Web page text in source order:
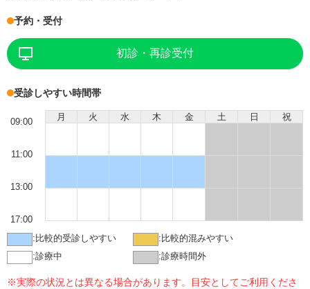
予約・受付
初診・再診受付
受診しやすい時間帯
月 火 水 木 金 土 日 祝
09:00
11:00
13:00
17:00
: 比較的受診しやすい : 比較的混みやすい
:診療中 :診療時間外
※実際の状況とは異なる場合があります。目安としてご利用くださ